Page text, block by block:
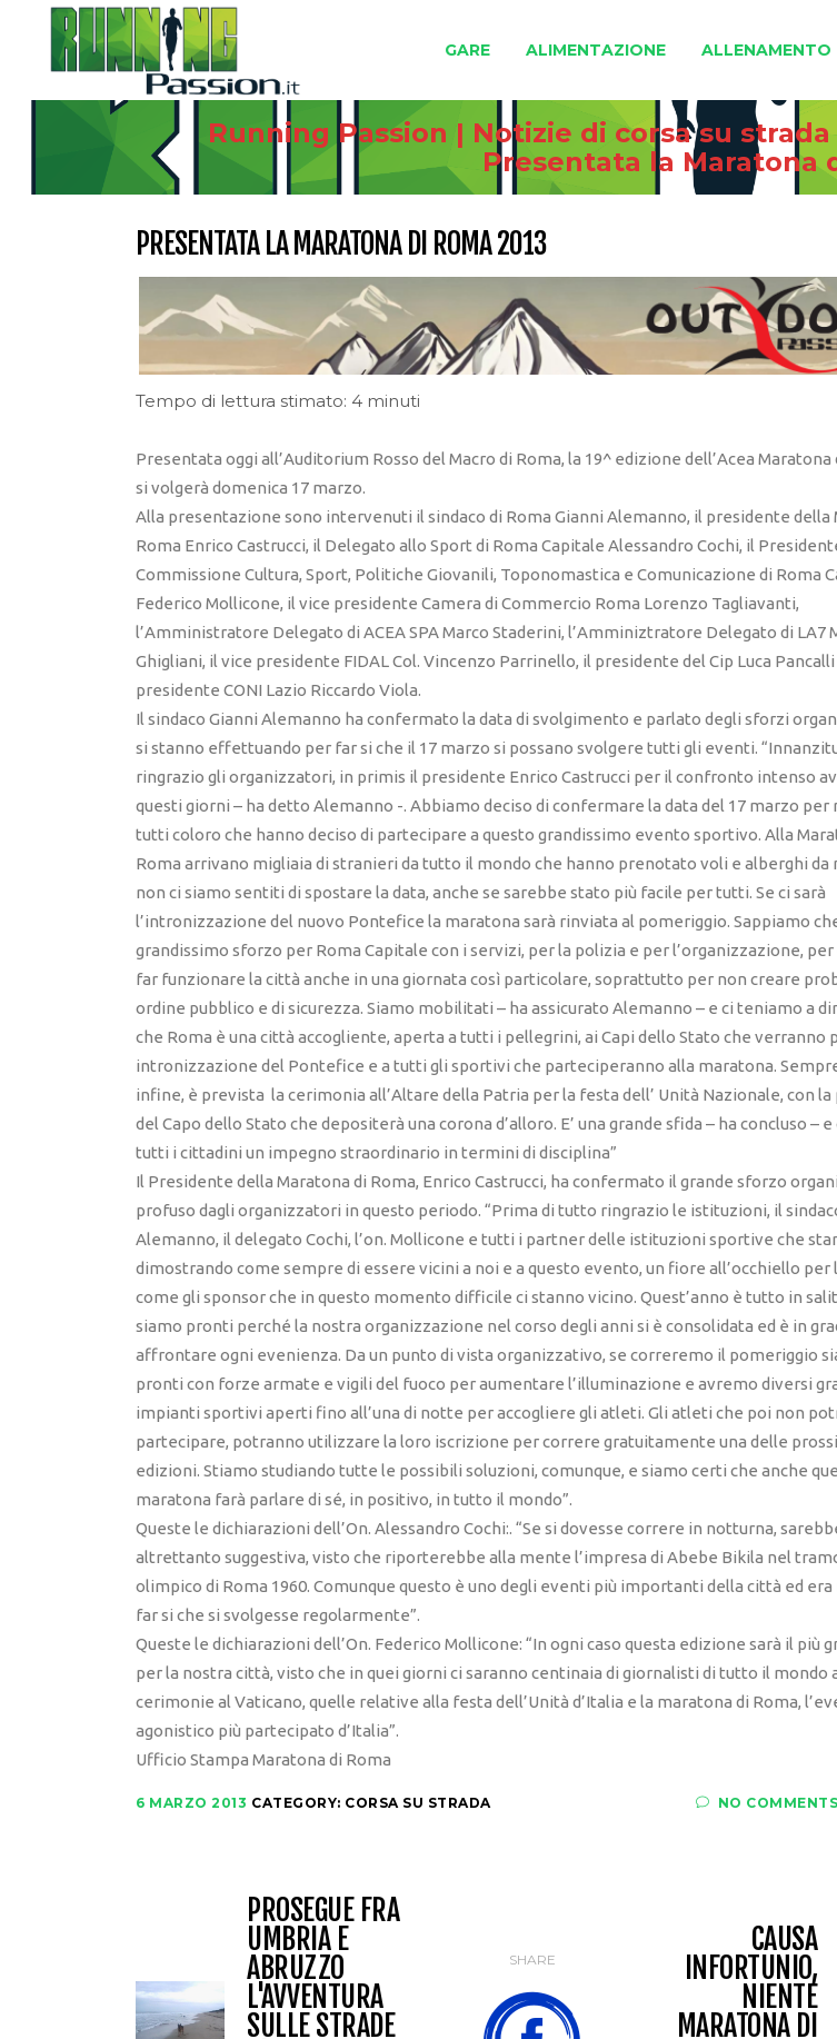
GARE ALIMENTAZIONE ALLENAMENTO
Running Passion | Notizie di corsa su
Presentata la Maratona
PRESENTATA LA MARATONA DI ROMA 2013
Tempo di lettura stimato: 4 minuti
Presentata oggi all’Auditorium Rosso del Macro di Roma, la 19^ edizione dell’Acea Maratona
si volgerà domenica 17 marzo.
Alla presentazione sono intervenuti il sindaco di Roma Gianni Alemanno, il presidente della
Roma Enrico Castrucci, il Delegato allo Sport di Roma Capitale Alessandro Cochi, il
Commissione Cultura, Sport, Politiche Giovanili, Toponomastica e Comunicazione di Roma
Federico Mollicone, il vice presidente Camera di Commercio Roma Lorenzo Tagliavanti,
l’Amministratore Delegato di ACEA SPA Marco Staderini, l’Amminiztratore Delegato di LA7
Ghigliani, il vice presidente FIDAL Col. Vincenzo Parrinello, il presidente del Cip Luca Pancalli
presidente CONI Lazio Riccardo Viola.
Il sindaco Gianni Alemanno ha confermato la data di svolgimento e parlato degli sforzi
si stanno effettuando per far si che il 17 marzo si possano svolgere tutti gli eventi.
ringrazio gli organizzatori, in primis il presidente Enrico Castrucci per il confronto intenso
questi giorni – ha detto Alemanno -. Abbiamo deciso di confermare la data del 17 marzo per
tutti coloro che hanno deciso di partecipare a questo grandissimo evento sportivo. Alla
Roma arrivano migliaia di stranieri da tutto il mondo che hanno prenotato voli e alberghi da
non ci siamo sentiti di spostare la data, anche se sarebbe stato più facile per tutti. Se ci sarà
l’intronizzazione del nuovo Pontefice la maratona sarà rinviata al pomeriggio. Sappiamo
grandissimo sforzo per Roma Capitale con i servizi, per la polizia e per l’organizzazione, per
far funzionare la città anche in una giornata così particolare, soprattutto per non creare
ordine pubblico e di sicurezza. Siamo mobilitati – ha assicurato Alemanno – e ci teniamo a
che Roma è una città accogliente, aperta a tutti i pellegrini, ai Capi dello Stato che verranno
intronizzazione del Pontefice e a tutti gli sportivi che parteciperanno alla maratona.
infine, è prevista la cerimonia all’Altare della Patria per la festa dell’ Unità Nazionale, con la
del Capo dello Stato che depositerà una corona d’alloro. E’ una grande sfida – ha concluso – e
tutti i cittadini un impegno straordinario in termini di disciplina”
Il Presidente della Maratona di Roma, Enrico Castrucci, ha confermato il grande sforzo
profuso dagli organizzatori in questo periodo. “Prima di tutto ringrazio le istituzioni, il
Alemanno, il delegato Cochi, l’on. Mollicone e tutti i partner delle istituzioni sportive che
dimostrando come sempre di essere vicini a noi e a questo evento, un fiore all’occhiello per
come gli sponsor che in questo momento difficile ci stanno vicino. Quest’anno è tutto in
siamo pronti perché la nostra organizzazione nel corso degli anni si è consolidata ed è in
affrontare ogni evenienza. Da un punto di vista organizzativo, se correremo il pomeriggio
pronti con forze armate e vigili del fuoco per aumentare l’illuminazione e avremo diversi
impianti sportivi aperti fino all’una di notte per accogliere gli atleti. Gli atleti che poi non
partecipare, potranno utilizzare la loro iscrizione per correre gratuitamente una delle
edizioni. Stiamo studiando tutte le possibili soluzioni, comunque, e siamo certi che anche
maratona farà parlare di sé, in positivo, in tutto il mondo”.
Queste le dichiarazioni dell’On. Alessandro Cochi:. “Se si dovesse correre in notturna,
altrettanto suggestiva, visto che riporterebbe alla mente l’impresa di Abebe Bikila nel
olimpico di Roma 1960. Comunque questo è uno degli eventi più importanti della città ed era
far si che si svolgesse regolarmente”.
Queste le dichiarazioni dell’On. Federico Mollicone: “In ogni caso questa edizione sarà il più
per la nostra città, visto che in quei giorni ci saranno centinaia di giornalisti di tutto il mondo
cerimonie al Vaticano, quelle relative alla festa dell’Unità d’Italia e la maratona di Roma,
agonistico più partecipato d’Italia”.
Ufficio Stampa Maratona di Roma
6 MARZO 2013 CATEGORY: CORSA SU STRADA NO COMMENTS
PROSEGUE FRA
UMBRIA E
ABRUZZO
L'AVVENTURA
SULLE STRADE
SHARE
CAUSA
INFORTUNIO,
NIENTE
MARATONA DI